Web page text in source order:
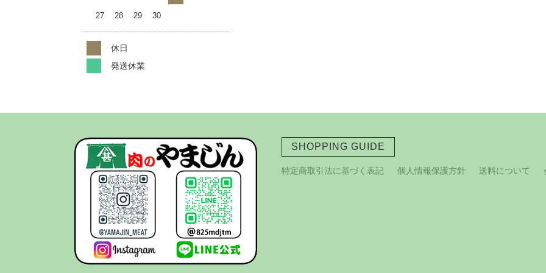
27 28 29 30
休日
発送休業
SHOPPING GUIDE
特定商取引法に基づく表記 個人情報保護方針 送料について